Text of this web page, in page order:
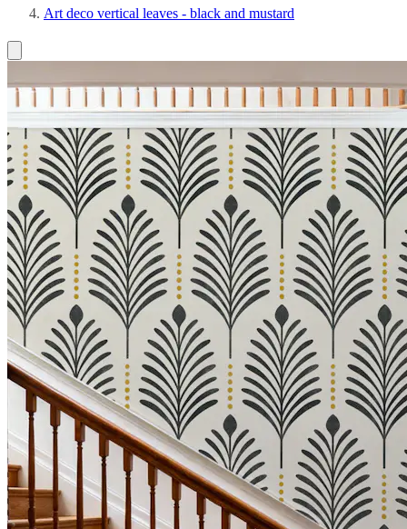
Art deco vertical leaves - black and mustard